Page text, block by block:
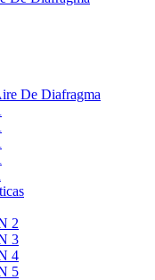
De Diafragma
2
3
4
5